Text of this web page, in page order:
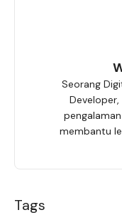
n p
Seorang
membantu
Tags